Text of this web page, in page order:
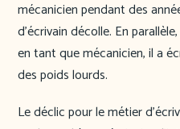
mécanicien pendant des
d’écrivain décolle. En
en tant que mécanicien, il a
des poids lourds.
Le déclic pour le métier